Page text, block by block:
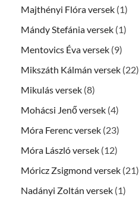
Majthényi Flóra versek (1)
Mándy Stefánia versek (1)
Mentovics Éva versek (9)
Mikszáth Kálmán versek (22)
Mikulás versek (8)
Mohácsi Jenő versek (4)
Móra Ferenc versek (23)
Móra László versek (12)
Móricz Zsigmond versek (21)
Nadányi Zoltán versek (1)